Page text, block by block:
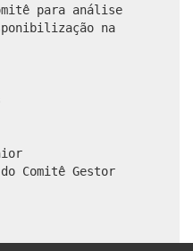
para análise
na
Comitê Gestor